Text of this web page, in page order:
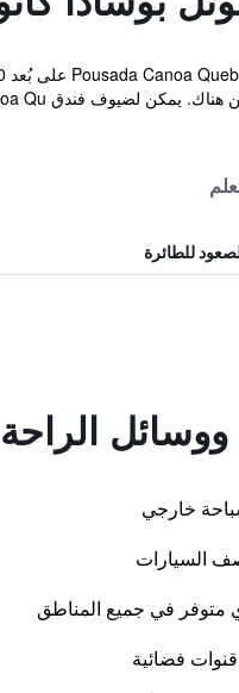
للطائرة
ووسائل
خارجي
السيارات
متوفر في جميع المناطق
فضائية